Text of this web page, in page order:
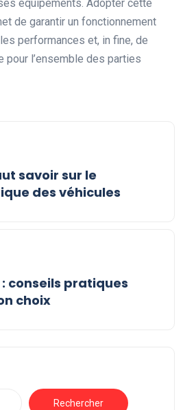
équipements. Adopter cette
de garantir un fonctionnement
performances et, in fine, de
pour l’ensemble des parties
savoir sur le
des véhicules
conseils pratiques
choix
Rechercher